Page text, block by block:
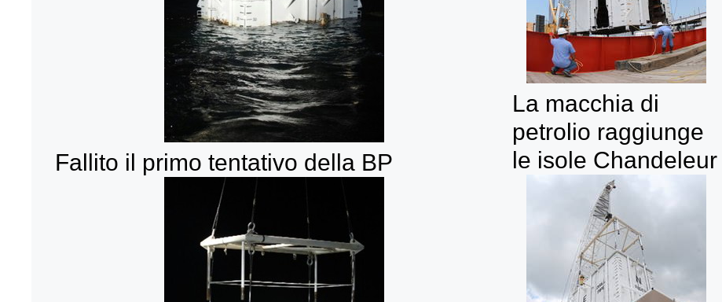
Fallito il primo tentativo della BP
La macchia di
petrolio raggiunge
le isole Chandeleur